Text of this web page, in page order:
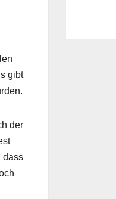
gibt
der
dass